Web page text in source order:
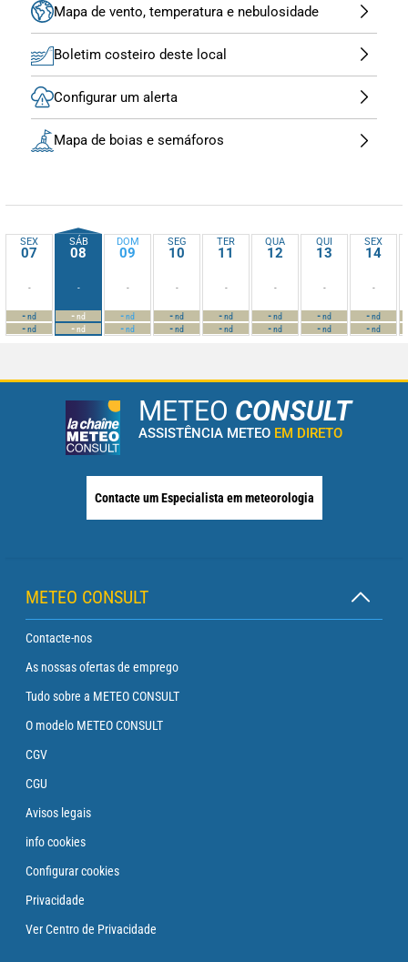
Mapa de vento, temperatura e nebulosidade
Boletim costeiro deste local
Configurar um alerta
Mapa de boias e semáforos
SEX
07
-
-nd
-nd
SÁB
08
-
-nd
-nd
DOM
09
-
-nd
-nd
SEG
10
-
-nd
-nd
TER
11
-
-nd
-nd
QUA
12
-
-nd
-nd
QUI
13
-
-nd
-nd
SEX
14
-
-nd
-nd
METEO CONSULT
ASSISTÊNCIA METEO EM DIRETO
Contacte um Especialista em meteorologia
METEO CONSULT
Contacte-nos
As nossas ofertas de emprego
Tudo sobre a METEO CONSULT
O modelo METEO CONSULT
CGV
CGU
Avisos legais
info cookies
Configurar cookies
Privacidade
Ver Centro de Privacidade